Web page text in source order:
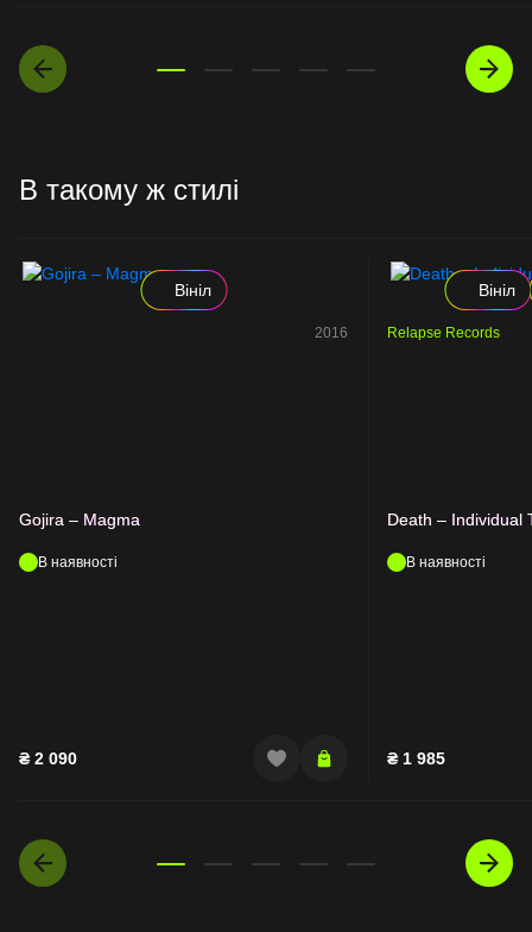
В такому ж стилі
Вініл
2016
Gojira – Magma
В наявності
₴ 2 090
Вініл
Relapse Records
Death – Individual
В наявності
₴ 1 985